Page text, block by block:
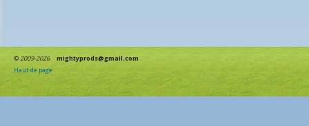
©2009-2026
mightyprods@gmail.com
Haut de page